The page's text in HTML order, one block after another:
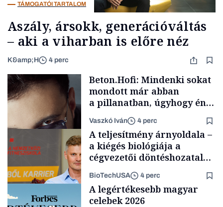
TÁMOGATÓI TARTALOM
Aszály, ársokk, generációváltás
– aki a viharban is előre néz
K&amp;H 4 perc
Forbes-sztori
Beton.Hofi: Mindenki sokat
mondott már abban
a pillanatban, úgyhogy én
gondolataimat akartam
kimondani
Vaszkó Iván 4 perc
A teljesítmény árnyoldala –
a kiégés biológiája a
cégvezetői döntéshozatal
BioTechUSA 4 perc
A legértékesebb magyar
celebek 2026